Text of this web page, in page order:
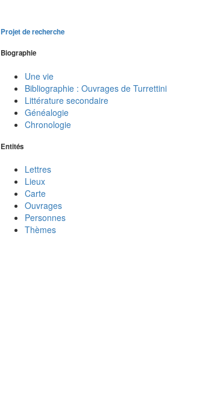
Projet de recherche
Biographie
Une vie
Bibliographie : Ouvrages de Turrettini
Littérature secondaire
Généalogie
Chronologie
Entités
Lettres
Lieux
Carte
Ouvrages
Personnes
Thèmes